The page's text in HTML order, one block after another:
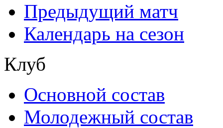
Предыдущий матч
Календарь на сезон
Клуб
Основной состав
Молодежный состав